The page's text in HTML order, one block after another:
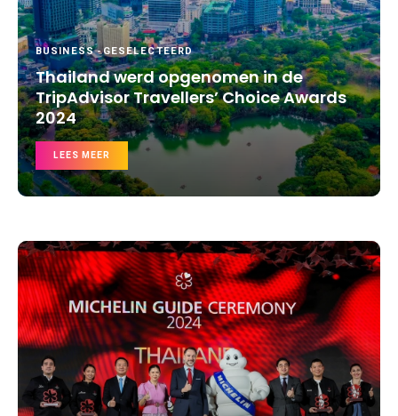
BUSINESS-GESELECTEERD
Thailand werd opgenomen in de
TripAdvisor Travellers’ Choice Awards
2024
LEES MEER